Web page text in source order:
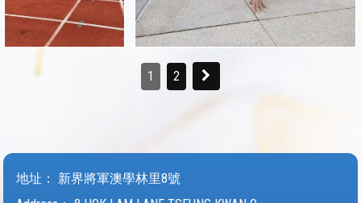
1 2
地址：
新界將軍澳學林里8號